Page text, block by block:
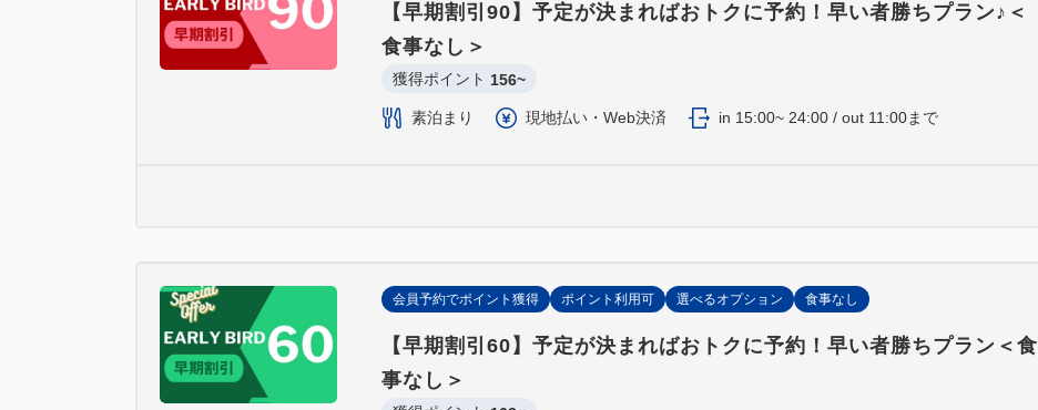
【早期割引90】予定が決まればおトクに予約！早い者勝ちプラン♪＜
食事なし＞
獲得ポイント 156~
素泊まり 現地払い・Web決済 in 15:00~ 24:00 / out 11:00まで
会員予約でポイント獲得 ポイント利用可 選べるオプション 食事なし
【早期割引60】予定が決まればおトクに予約！早い者勝ちプラン＜食
事なし＞